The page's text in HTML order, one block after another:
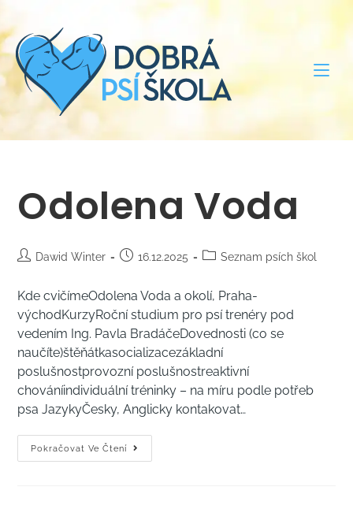
Odolena Voda
Dawid Winter 16.12.2025 Seznam psích škol
Kde cvičímeOdolena Voda a okolí, Praha-
východKurzyRoční studium pro psí trenéry pod
vedením Ing. Pavla BradáčeDovednosti (co se
naučíte)štěňátkasocializacezákladní
poslušnostprovozní poslušnostreaktivní
chováníindividuální tréninky – na míru podle potřeb
psa JazykyČesky, Anglicky kontakovat…
Pokračovat Ve Čtení